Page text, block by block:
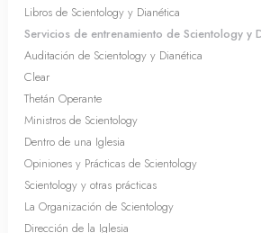
Libros de Scientology y Dianética
Servicios de entrenamiento de Scientology y
Auditación de Scientology y Dianética
Clear
Thetán Operante
Ministros de Scientology
Dentro de una Iglesia
Opiniones y Prácticas de Scientology
Scientology y otras prácticas
La Organización de Scientology
Dirección de la Iglesia